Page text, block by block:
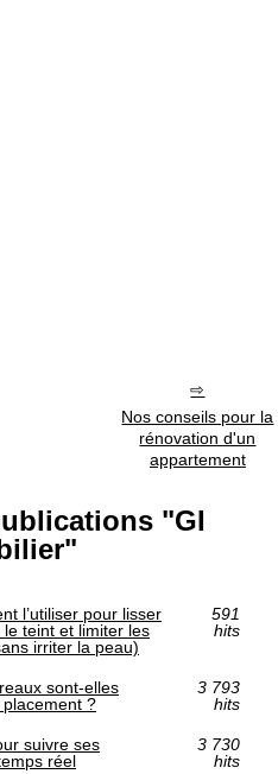
Nos conseils pour la
rénovation d'un
appartement
"GI
l’utiliser pour lisser
teint et limiter les
irriter la peau)
591
hits
sont-elles
?
3 793
hits
suivre ses
réel
3 730
hits